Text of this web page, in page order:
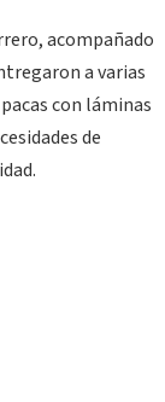
acompañado
a varias
con láminas
de